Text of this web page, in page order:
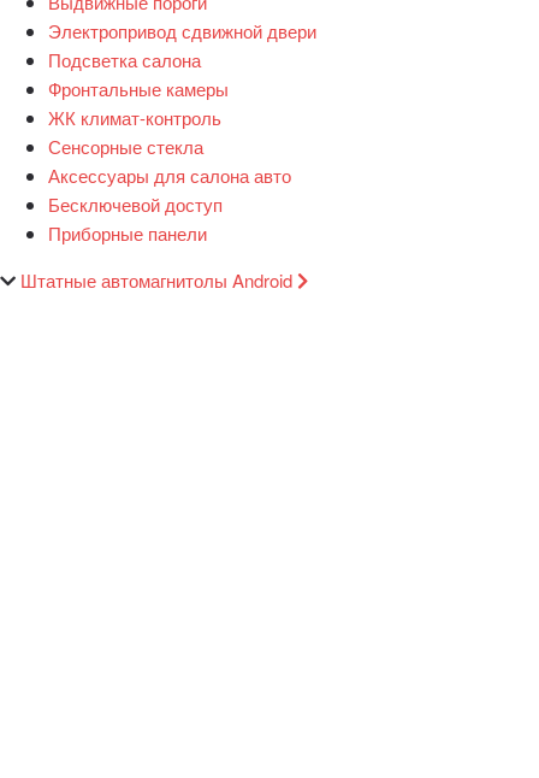
Электропривод сдвижной двери
Подсветка салона
Фронтальные камеры
ЖК климат-контроль
Сенсорные стекла
Аксессуары для салона авто
Бесключевой доступ
Приборные панели
Штатные автомагнитолы Android